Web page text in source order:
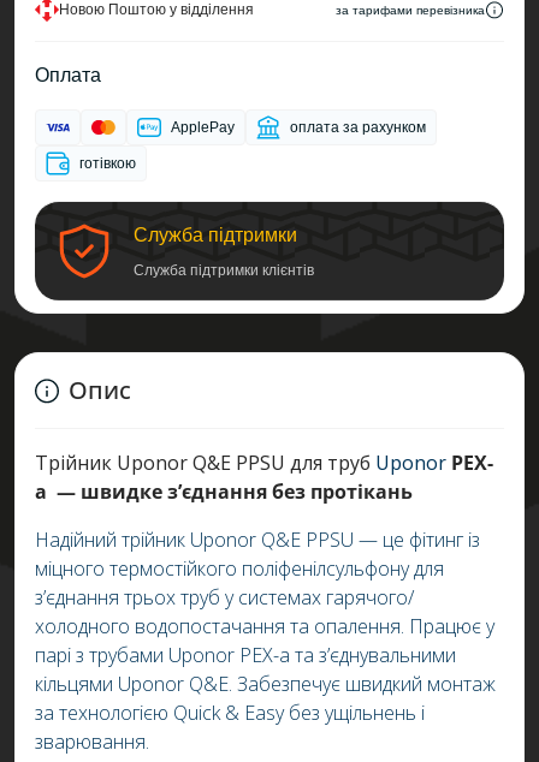
Новою Поштою у відділення за тарифами перевізника
Оплата
ApplePay оплата за рахунком
готівкою
Служба підтримки
Служба підтримки клієнтів
Опис
Трійник Uponor Q&E PPSU для труб Uponor PEX-
a — швидке з’єднання без протікань
Надійний трійник Uponor Q&E PPSU — це фітинг із
міцного термостійкого поліфенілсульфону для
з’єднання трьох труб у системах гарячого/
холодного водопостачання та опалення. Працює у
парі з трубами Uponor PEX-a та з’єднувальними
кільцями Uponor Q&E. Забезпечує швидкий монтаж
за технологією Quick & Easy без ущільнень і
зварювання.